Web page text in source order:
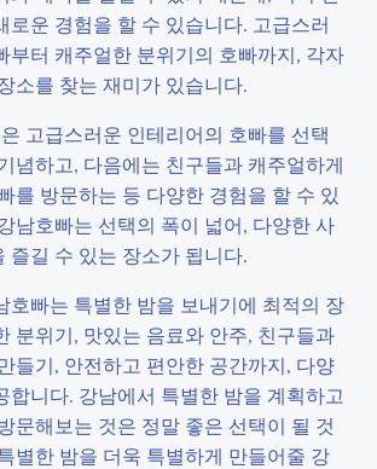
로운 경험을 할 수 있습니다. 고급스러
부터 캐주얼한 분위기의 호빠까지, 각자
소를 찾는 재미가 있습니다.
고급스러운 인테리어의 호빠를 선택
념하고, 다음에는 친구들과 캐주얼하게
를 방문하는 등 다양한 경험을 할 수 있
남호빠는 선택의 폭이 넓어, 다양한 사
즐길 수 있는 장소가 됩니다.
호빠는 특별한 밤을 보내기에 최적의 장
분위기, 맛있는 음료와 안주, 친구들과
들기, 안전하고 편안한 공간까지, 다양
합니다. 강남에서 특별한 밤을 계획하고
문해보는 것은 정말 좋은 선택이 될 것
별한 밤을 더욱 특별하게 만들어줄 강